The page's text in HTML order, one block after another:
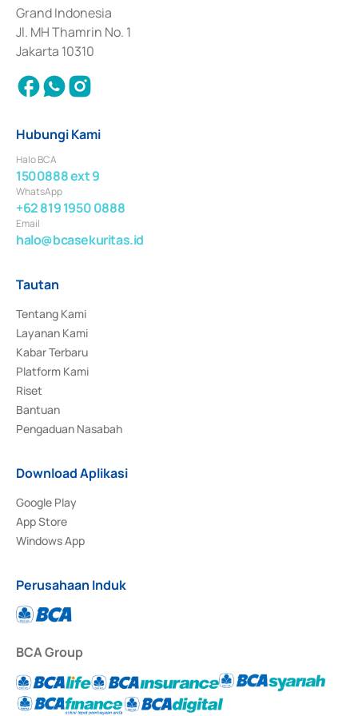
Surat Berharga Komersial yang izinnya diterbitkan pada tahun 2018.
Grand Indonesia
Jl. MH Thamrin No. 1
Jakarta 10310
Hubungi Kami
Halo BCA
1500888 ext 9
WhatsApp
+62 819 1950 0888
Email
halo@bcasekuritas.id
Tautan
Tentang Kami
Layanan Kami
Kabar Terbaru
Platform Kami
Riset
Bantuan
Pengaduan Nasabah
Download Aplikasi
Google Play
App Store
Windows App
Perusahaan Induk
BCA Group